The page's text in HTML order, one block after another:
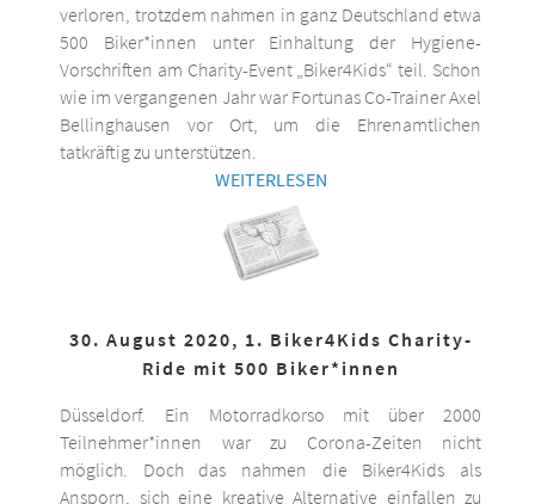
verloren, trotzdem nahmen in ganz Deutschland etwa
500 Biker*innen unter Einhaltung der Hygiene-
Vorschriften am Charity-Event „Biker4Kids“ teil. Schon
wie im vergangenen Jahr war Fortunas Co-Trainer Axel
Bellinghausen vor Ort, um die Ehrenamtlichen
tatkräftig zu unterstützen.
WEITERLESEN
30. August 2020, 1. Biker4Kids Charity-
Ride mit 500 Biker*innen
Düsseldorf. Ein Motorradkorso mit über 2000
Teilnehmer*innen war zu Corona-Zeiten nicht
möglich. Doch das nahmen die Biker4Kids als
Ansporn, sich eine kreative Alternative einfallen zu